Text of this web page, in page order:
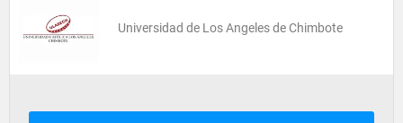
Universidad de Los Angeles de Chimbote